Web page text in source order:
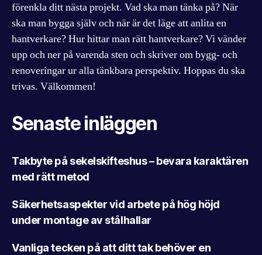
förenkla ditt nästa projekt. Vad ska man tänka på? När
ska man bygga själv och när är det läge att anlita en
hantverkare? Hur hittar man rätt hantverkare? Vi vänder
upp och ner på varenda sten och skriver om bygg- och
renoveringar ur alla tänkbara perspektiv. Hoppas du ska
trivas. Välkommen!
Senaste inläggen
Takbyte på sekelskifteshus – bevara karaktären
med rätt metod
Säkerhetsaspekter vid arbete på hög höjd
under montage av stålhallar
Vanliga tecken på att ditt tak behöver en